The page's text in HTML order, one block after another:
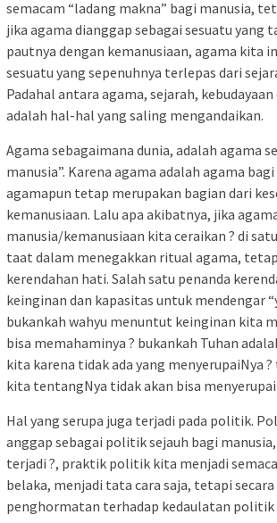
semacam “ladang makna” bagi manusia,
jika agama dianggap sebagai sesuatu yang
pautnya dengan kemanusiaan, agama kita
sesuatu yang sepenuhnya terlepas dari
Padahal antara agama, sejarah, kebudayaan
adalah hal-hal yang saling mengandaikan.
Agama sebagaimana dunia, adalah agama
manusia”. Karena agama adalah agama
agamapun tetap merupakan bagian dari
kemanusiaan. Lalu apa akibatnya, jika
manusia/kemanusiaan kita ceraikan ? di
taat dalam menegakkan ritual agama,
kerendahan hati. Salah satu penanda
keinginan dan kapasitas untuk mendengar
bukankah wahyu menuntut keinginan kita
bisa memahaminya ? bukankah Tuhan
kita karena tidak ada yang menyerupaiNya
kita tentangNya tidak akan bisa
Hal yang serupa juga terjadi pada politik.
anggap sebagai politik sejauh bagi manusia,
terjadi ?, praktik politik kita menjadi
belaka, menjadi tata cara saja, tetapi
penghormatan terhadap kedaulatan politik